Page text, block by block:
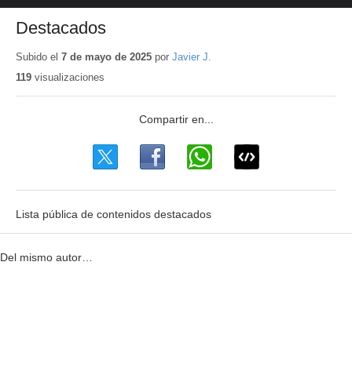
Destacados
Subido el 7 de mayo de 2025 por Javier J.
119 visualizaciones
Lista pública de contenidos destacados
Del mismo autor…